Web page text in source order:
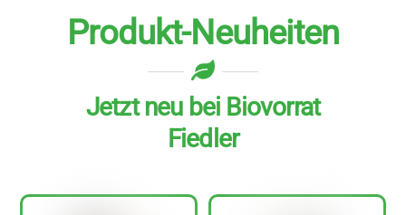
Produkt-Neuheiten
Jetzt neu bei Biovorrat
Fiedler